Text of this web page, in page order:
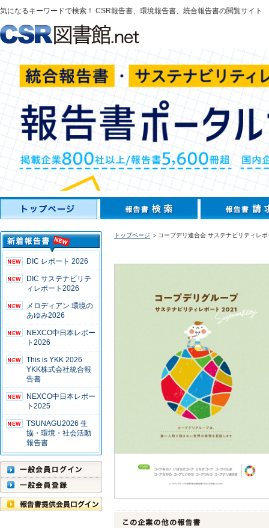
気になるキーワードで検索！ CSR報告書、環境報告書、統合報告書の閲覧サイト
DIC レポート 2026
DIC サステナビリテ
ィレポート2026
メロディアン 環境の
あゆみ2026
NEXCO中日本レポー
ト2026
This is YKK 2026
YKK株式会社統合報
告書
NEXCO中日本レポー
ト2025
TSUNAGU2026 生
協・環境・社会活動
報告書
トップページ ＞コープデリ連合会 サステナビリティレ